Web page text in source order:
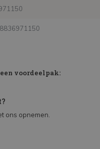
voordeelpak:
ons opnemen.